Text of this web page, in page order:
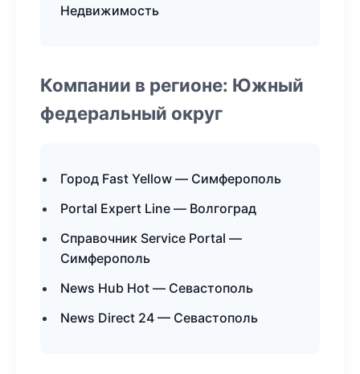
Недвижимость
Компании в регионе: Южный
федеральный округ
Город Fast Yellow — Симферополь
Portal Expert Line — Волгоград
Справочник Service Portal —
Симферополь
News Hub Hot — Севастополь
News Direct 24 — Севастополь